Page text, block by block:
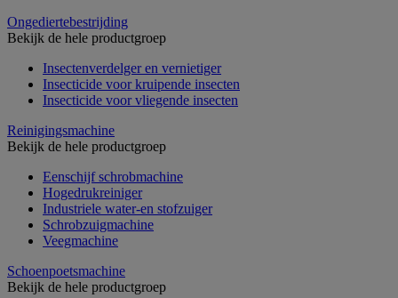
Ongediertebestrijding
Bekijk de hele productgroep
Insectenverdelger en vernietiger
Insecticide voor kruipende insecten
Insecticide voor vliegende insecten
Reinigingsmachine
Bekijk de hele productgroep
Eenschijf schrobmachine
Hogedrukreiniger
Industriele water-en stofzuiger
Schrobzuigmachine
Veegmachine
Schoenpoetsmachine
Bekijk de hele productgroep